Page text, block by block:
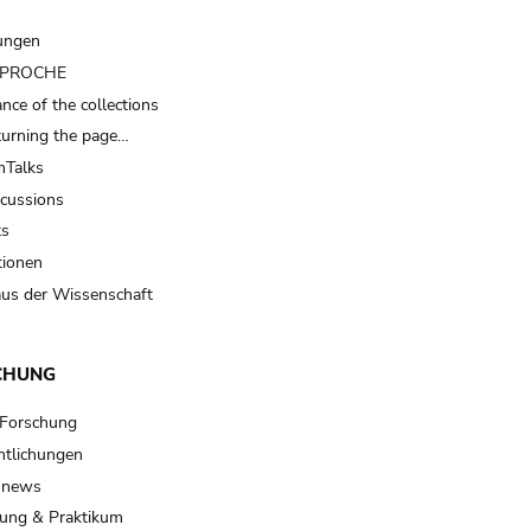
of the collections
the page…
der Wissenschaft
& Praktikum